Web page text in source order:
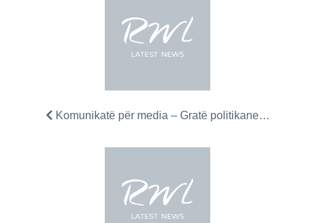
Komunikatë për media – Gratë politikane…